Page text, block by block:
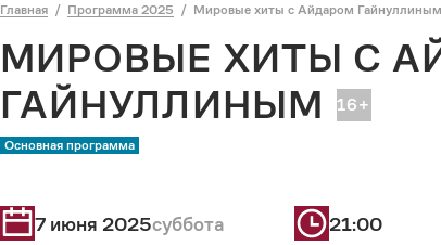
Главная Программа 2025 Мировые хиты с Айдаром Гайнуллиным
МИРОВЫЕ ХИТЫ С
ГАЙНУЛЛИНЫМ
Основная программа
7 июня 2025суббота 21:00